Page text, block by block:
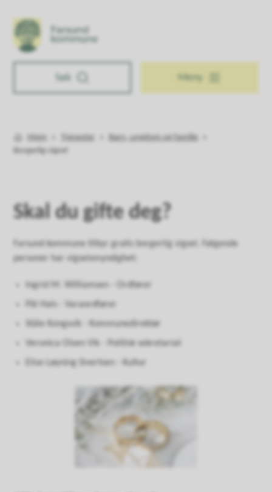
Farsund kommune
Søk Meny
Hjem Tjenester
Barn, ungdom og familie
Borgerlig vigsel
Skal du gifte deg?
Farsund kommune tilbyr gratis borgerlig vigsel. Følgende
personer har vigselsmyndighet:
Ingrid M. Williamsen - Ordfører
Pål Hals - Varaordfører
Ståle Kongsvik - Kommunedirektør
Veronica Olsen Vik - Politisk sekretariat
Elise Løyning Sivertsen - Kultur